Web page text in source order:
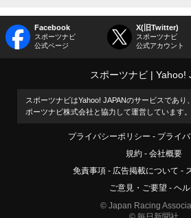
Facebook
スポーツナビ
公式ページ
X(旧Twitter)
スポーツナビ
公式アカウント
スポーツナビ Yahoo!
スポーツナビはYahoo! JAPANのサービスであり
ポーツナビ株式会社と協力して運営しています。
プライバシーポリシー
プライ
規約
会社概要
免責事項
広告掲載について
ご意見・ご要望
ヘ
© Japan Racing